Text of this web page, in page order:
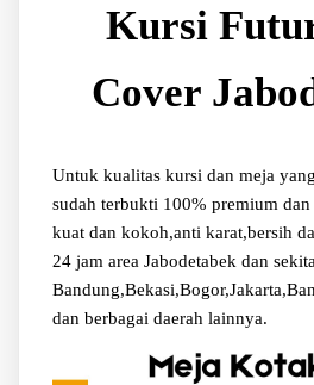
Kursi
Cover
Untuk kualitas kursi dan meja
sudah terbukti 100% premium
kuat dan kokoh,anti karat,bersih
24 jam area Jabodetabek dan
dan berbagai daerah lainnya.